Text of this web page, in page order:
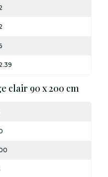
clair 90 x 200 cm